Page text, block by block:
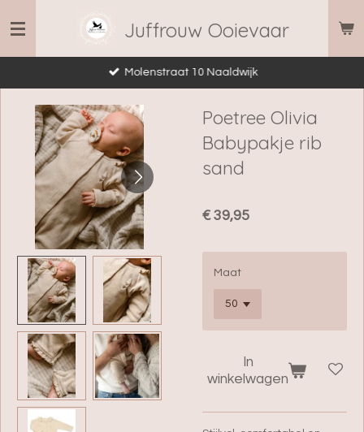
direct
naar
Juffrouw Ooievaar
Molenstraat 10 Naaldwijk
Poetree Olivia
Babypakje rib
sand
€ 39,95
Maat
In
winkelwagen